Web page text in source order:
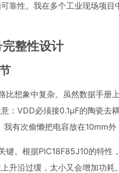
靠性。我在多个工业现场项
整性设计
比想象中复杂。虽然数据手册
：VDD必须接0.1μF的陶瓷去
有次偷懒把电容放在10mm
键。根据PIC18F85J10的特
升沿过缓，太小又会增加功